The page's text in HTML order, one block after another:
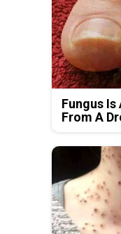
Fungus Is
From A